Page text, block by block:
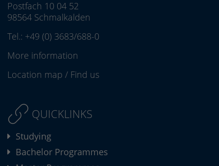
Postfach 10 04 52
98564 Schmalkalden
Tel.: +49 (0) 3683/688-0
More information
Location map / Find us
QUICKLINKS
Studying
Bachelor Programmes